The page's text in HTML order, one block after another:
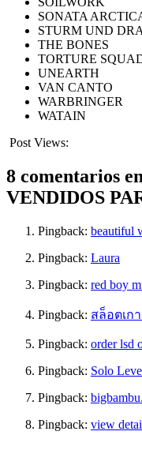
SONATA
STURM UND
THE BONES
TORTURE
UNEARTH
VAN CANTO
WARBRINGER
WATAIN
Post Views:
8 comentarios
VENDIDOS
Pingback: beautiful
Pingback: Laura
Pingback: red boy
Pingback: สล็อตเก
Pingback: order lsd
Pingback: Solo
Pingback:
Pingback: view